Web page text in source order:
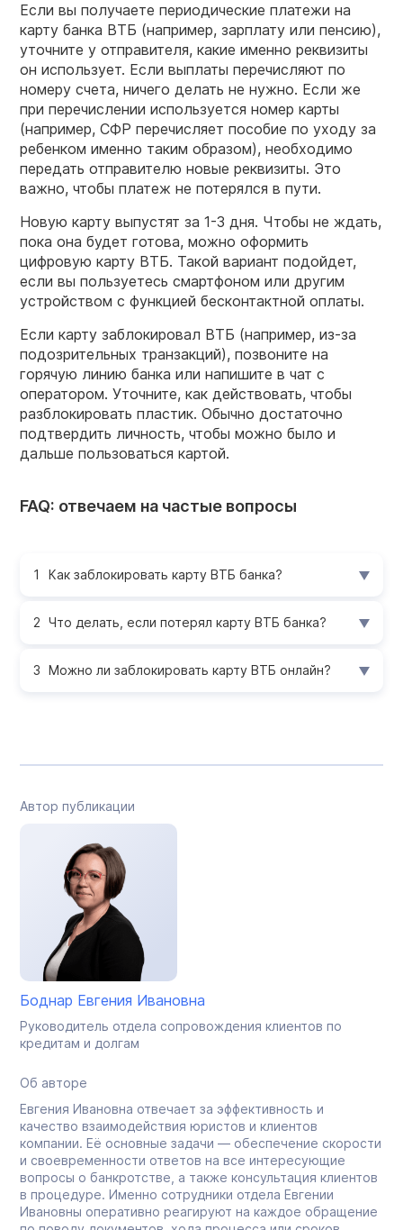
Если вы получаете периодические платежи на
карту банка ВТБ (например, зарплату или пенсию),
уточните у отправителя, какие именно реквизиты
он использует. Если выплаты перечисляют по
номеру счета, ничего делать не нужно. Если же
при перечислении используется номер карты
(например, СФР перечисляет пособие по уходу за
ребенком именно таким образом), необходимо
передать отправителю новые реквизиты. Это
важно, чтобы платеж не потерялся в пути.
Новую карту выпустят за 1-3 дня. Чтобы не ждать,
пока она будет готова, можно оформить
цифровую карту ВТБ. Такой вариант подойдет,
если вы пользуетесь смартфоном или другим
устройством с функцией бесконтактной оплаты.
Если карту заблокировал ВТБ (например, из-за
подозрительных транзакций), позвоните на
горячую линию банка или напишите в чат с
оператором. Уточните, как действовать, чтобы
разблокировать пластик. Обычно достаточно
подтвердить личность, чтобы можно было и
дальше пользоваться картой.
FAQ: отвечаем на частые вопросы
Как заблокировать карту ВТБ банка?
Что делать, если потерял карту ВТБ банка?
Можно ли заблокировать карту ВТБ онлайн?
Автор публикации
Боднар Евгения Ивановна
Руководитель отдела сопровождения клиентов по
кредитам и долгам
Об авторе
Евгения Ивановна отвечает за эффективность и
качество взаимодействия юристов и клиентов
компании. Её основные задачи — обеспечение скорости
и своевременности ответов на все интересующие
вопросы о банкротстве, а также консультация клиентов
в процедуре. Именно сотрудники отдела Евгении
Ивановны оперативно реагируют на каждое обращение